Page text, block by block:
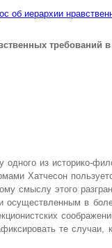
об иерархии
требований
одного из историко-
Хатчесон
смыслу этого
осуществленным в
те случаи,